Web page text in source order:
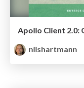
nilshartmann